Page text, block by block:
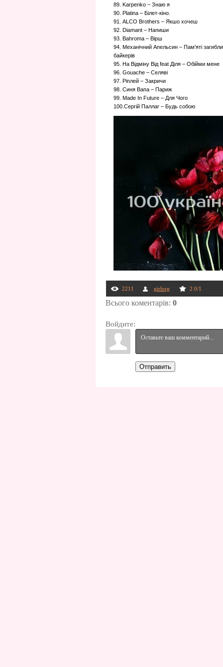
89. Karpenko – Знаю я
90. Platina – Білет-кіно.
91. ALCO Brothers – Якшо хочеш
92. Diamant – Напиши
93. Bahroma – Вірш
94. Механічний Апельсин – Пам'яті
байкерів
95. На Відміну Від feat Діля – Обійми мене
96. Gouache – Селяві
97. Ріплей – Закричи
98. Синя Вапа – Париж
99. Made In Future – Для Чого
100.Сергій Паллаг – Будь собою
2211 girlorg 2.0/1
Всього коментарів: 0
Войдите:
Отправить